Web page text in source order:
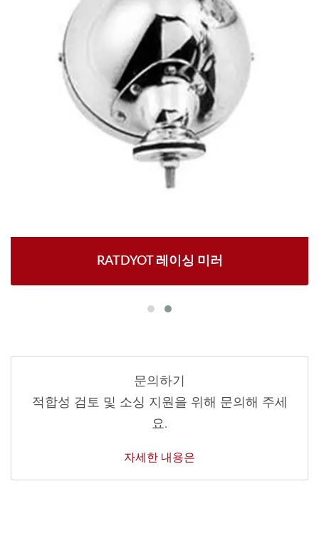
RATDYOT 레이싱 미러
문의하기
적합성 검토 및 소싱 지원을 위해 문의해 주세
요.
자세한 내용은